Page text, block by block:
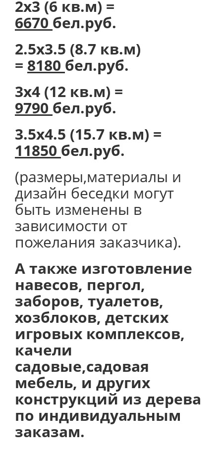
2х3 (6 кв.м) =
6670 бел.руб.
2.5х3.5 (8.7 кв.м)
= 8180 бел.руб.
3х4 (12 кв.м) =
9790 бел.руб.
3.5х4.5 (15.7 кв.м) =
11850 бел.руб.
(размеры,материалы и
дизайн беседки могут
быть изменены в
зависимости от
пожелания заказчика).
А также изготовление
навесов, пергол,
заборов, туалетов,
хозблоков, детских
игровых комплексов,
качели
садовые,садовая
мебель, и других
конструкций из дерева
по индивидуальным
заказам.